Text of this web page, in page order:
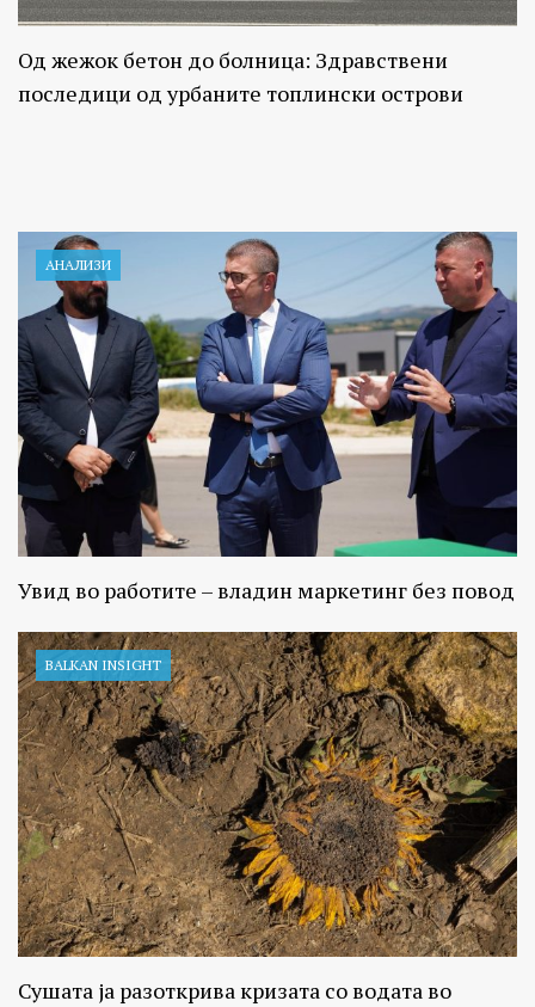
Од жежок бетон до болница: Здравствени
последици од урбаните топлински острови
АНАЛИЗИ
Увид во работите – владин маркетинг без повод
BALKAN INSIGHT
Сушата ја разоткрива кризата со водата во